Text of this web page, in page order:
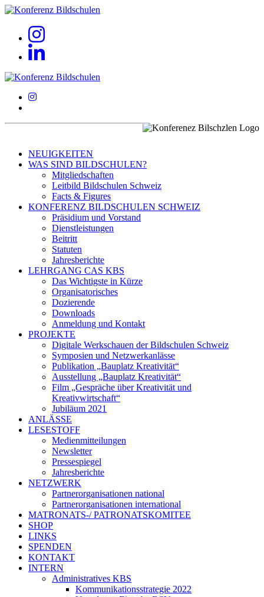
NEUIGKEITEN
WAS SIND BILDSCHULEN?
Mitgliedschaften
Leitbild Bildschulen Schweiz
Facts & Figures
KONFERENZ BILDSCHULEN SCHWEIZ
Präsidium und Vorstand
Dienstleistungen
Beitritt
Statuten
Jahresberichte
LEHRGANG CAS KBS
Das Wichtigste in Kürze
Organisatorisches
Dozierende
Downloads
Anmeldung und Kontakt
PROJEKTE
Digitale Werkschauen der Bildschulen Schweiz
Symposien und Netzwerkanlässe
Publikation „Bauplatz Kreativität“
Ausstellung „Bauplatz Kreativität“
Film „Gespräche über Kreativität und
Kreativwirtschaft“
Jubiläum 2021
ANLÄSSE
LESESTOFF
Medienmitteilungen
Newsletter
Pressespiegel
Jahresberichte
NETZWERK
Partnerorganisationen national
Partnerorganisationen international
MATRONATS-/ PATRONATSKOMITEE
SHOP
LINKS
SPENDEN
KONTAKT
INTERN
Administratives KBS
Kommunikationsstrategie 2022